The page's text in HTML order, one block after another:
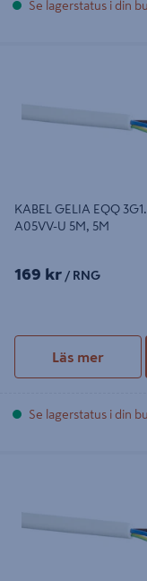
Se lagerstatus i din
KABEL GELIA EQQ
A05VV-U 5M, 5M
169 kr / RNG
Läs mer
Se lagerstatus i din